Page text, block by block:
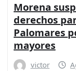
Morena
derechos
Palomares
mayores
victor